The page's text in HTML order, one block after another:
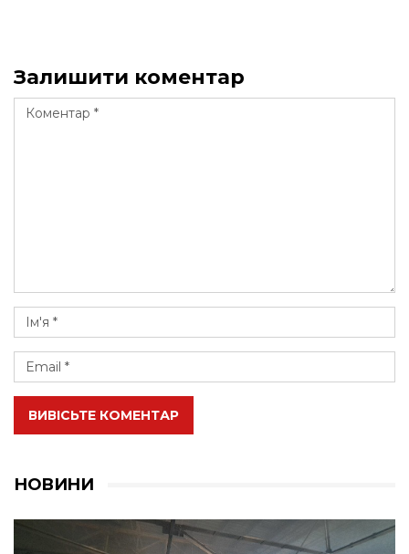
Залишити коментар
ВИВІСЬТЕ КОМЕНТАР
НОВИНИ